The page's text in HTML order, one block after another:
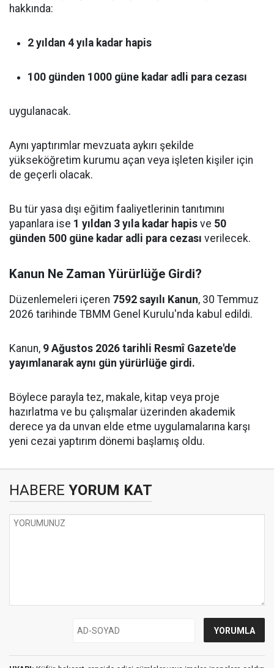
hakkında:
2 yıldan 4 yıla kadar hapis
100 günden 1000 güne kadar adli para cezası
uygulanacak.
Aynı yaptırımlar mevzuata aykırı şekilde
yükseköğretim kurumu açan veya işleten kişiler için
de geçerli olacak.
Bu tür yasa dışı eğitim faaliyetlerinin tanıtımını
yapanlara ise 1 yıldan 3 yıla kadar hapis ve 50
günden 500 güne kadar adli para cezası verilecek.
Kanun Ne Zaman Yürürlüğe Girdi?
Düzenlemeleri içeren 7592 sayılı Kanun, 30 Temmuz
2026 tarihinde TBMM Genel Kurulu'nda kabul edildi.
Kanun, 9 Ağustos 2026 tarihli Resmî Gazete'de
yayımlanarak aynı gün yürürlüğe girdi.
Böylece parayla tez, makale, kitap veya proje
hazırlatma ve bu çalışmalar üzerinden akademik
derece ya da unvan elde etme uygulamalarına karşı
yeni cezai yaptırım dönemi başlamış oldu.
HABERE YORUM KAT